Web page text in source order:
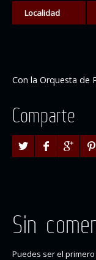
Localidad
Con la Orquesta de
Comparte
Sin
Puedes ser el